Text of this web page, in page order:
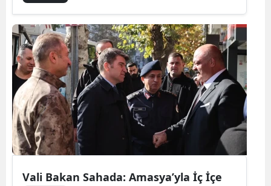
Vali Bakan Sahada: Amasya’yla İç İçe